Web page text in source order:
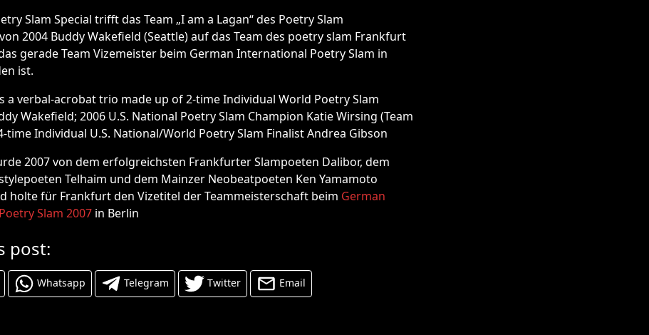
Slam Special trifft das Team „I am a Lagan“ des Poetry Slam
2004 Buddy Wakefield (Seattle) auf das Team des poetry slam Frankfurt
gerade Team Vizemeister beim German International Poetry Slam in
ist.
a verbal-acrobat trio made up of 2-time Individual World Poetry Slam
Wakefield; 2006 U.S. National Poetry Slam Champion Katie Wirsing (Team
time Individual U.S. National/World Poetry Slam Finalist Andrea Gibson
2007 von dem erfolgreichsten Frankfurter Slampoeten Dalibor, dem
Telhaim und dem Mainzer Neobeatpoeten Ken Yamamoto
holte für Frankfurt den Vizetitel der Teammeisterschaft beim German
Slam 2007 in Berlin
post:
Whatsapp Telegram Twitter Email